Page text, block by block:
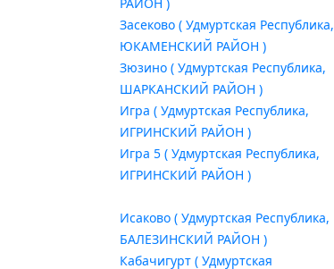
Засеково ( Удмуртская Республика,
ЮКАМЕНСКИЙ РАЙОН )
Зюзино ( Удмуртская Республика,
ШАРКАНСКИЙ РАЙОН )
Игра ( Удмуртская Республика,
ИГРИНСКИЙ РАЙОН )
Игра 5 ( Удмуртская Республика,
ИГРИНСКИЙ РАЙОН )
Исаково ( Удмуртская Республика,
БАЛЕЗИНСКИЙ РАЙОН )
Кабачигурт ( Удмуртская